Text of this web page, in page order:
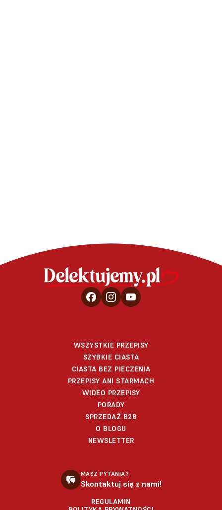
WSZYSTKIE PRZEPISY
SZYBKIE CIASTA
CIASTA BEZ PIECZENIA
PRZEPISY ANI STARMACH
WIDEO PRZEPISY
PORADY
SPRZEDAŻ B2B
O BLOGU
NEWSLETTER
MASZ PYTANIA?
Skontaktuj się z nami!
REGULAMIN